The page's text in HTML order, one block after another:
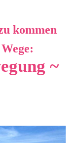
kommen
~